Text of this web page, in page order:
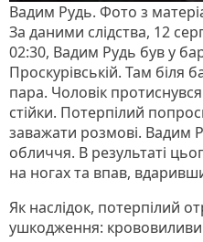
Вадим Рудь. Фото з
За даними слідства, 12
02:30, Вадим Рудь був у
Проскурівській. Там біля
пара. Чоловік
стійки. Потерпілий
заважати розмові. Вадим
обличчя. В результаті
на ногах та впав,
Як наслідок, потерпілий
ушкодження: крововиливи